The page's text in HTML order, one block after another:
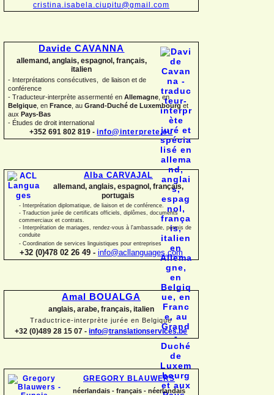
cristina.isabela.ciupitu@gmail.com
Davide CAVANNA
allemand, anglais, espagnol, français,
italien
- Interprétations consécutives, de liaison et de
conférence
- Traducteur-interprète assermenté en Allemagne , en
Belgique , en France , au Grand-Duché de Luxembourget
aux Pays-Bas
- Études de droit international
+352 691 802 819 - info@interprete.eu
Alba CARVAJAL
allemand, anglais, espagnol, français,
portugais
- Interprétation diplomatique, de liaison et de conférence.
- Traduction jurée de certificats officiels, diplômes, documents
commerciaux et contrats.
- Interprétation de mariages, rendez-vous à l'ambassade, permis de
conduite
- Coordination de services linguistiques pour entreprises
+32 (0)478 02 26 49 - info@acllanguages.com
Amal BOUALGA
anglais, arabe, français, italien
Traductrice-interprète jurée en Belgique
+32 (0)489 28 15 07 - info@translationservices.be
GREGORY BLAUWERS
néerlandais - français - néerlandais